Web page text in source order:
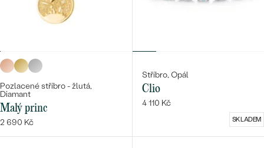
Pozlacené stříbro - žlutá,
Diamant
Malý princ
2 690 Kč
Stříbro, Opál
Clio
4 110 Kč
SKLADEM